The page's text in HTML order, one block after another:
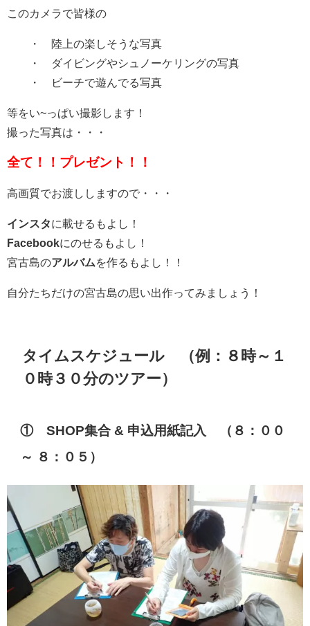
このカメラで皆様の
・ 陸上の楽しそうな写真
・ ダイビングやシュノーケリングの写真
・ ビーチで遊んでる写真
等をい~っぱい撮影します！
撮った写真は・・・
全て！！プレゼント！！
高画質でお渡ししますので・・・
インスタに載せるもよし！
Facebookにのせるもよし！
宮古島のアルバムを作るもよし！！
自分たちだけの宮古島の思い出作ってみましょう！
タイムスケジュール （例：８時～１
０時３０分のツアー）
① SHOP集合 & 申込用紙記入 （８：００
～ ８：０５）